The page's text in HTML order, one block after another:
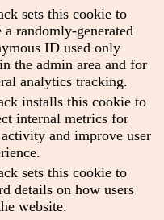
sets this cookie to
a randomly-generated
ID used only
the admin area and for
analytics tracking.
installs this cookie to
internal metrics for
and improve user
sets this cookie to
details on how users
website.